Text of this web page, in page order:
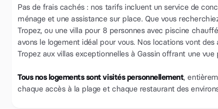
Pas de frais cachés : nos tarifs incluent un service de
ménage et une assistance sur place. Que vous
Tropez, ou une villa pour 8 personnes avec piscine
avons le logement idéal pour vous. Nos locations vont
Tropez aux villas exceptionnelles à Gassin offrant une
Tous nos logements sont visités personnellement,
chaque accès à la plage et chaque restaurant des